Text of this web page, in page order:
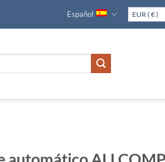
Español EUR ( € )